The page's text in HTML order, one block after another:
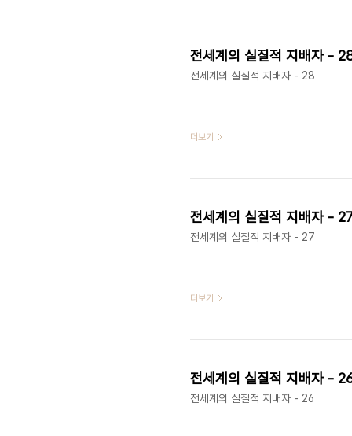
전세계의 실질적 지배자 -
전세계의 실질적 지배자 - 28
더보기
전세계의 실질적 지배자 -
전세계의 실질적 지배자 - 27
더보기
전세계의 실질적 지배자 -
전세계의 실질적 지배자 - 26